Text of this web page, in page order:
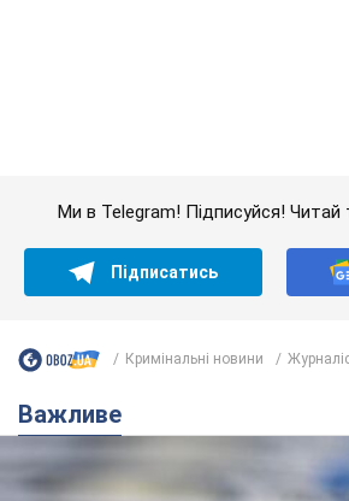
Банки "готуються" до нового